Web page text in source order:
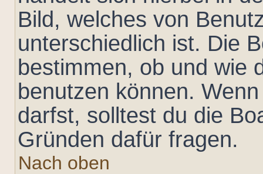
Bild, welches von
unterschiedlich ist. Die
bestimmen, ob und wie
benutzen können.
darfst, solltest du die
Gründen dafür fragen.
Nach oben